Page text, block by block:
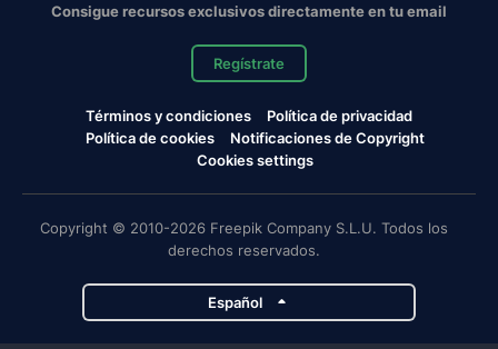
Consigue recursos exclusivos directamente en tu email
Regístrate
Términos y condiciones
Política de privacidad
Política de cookies
Notificaciones de Copyright
Cookies settings
Copyright © 2010-2026 Freepik Company S.L.U. Todos los
derechos reservados.
Español